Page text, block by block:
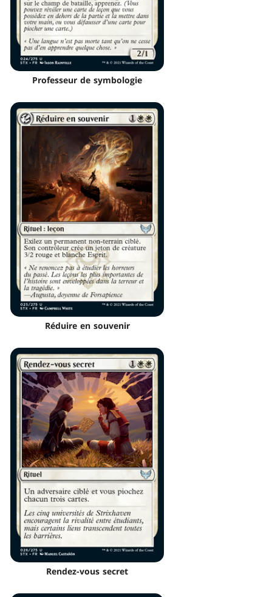
Professeur de symbologie
Réduire en souvenir
Rendez-vous secret